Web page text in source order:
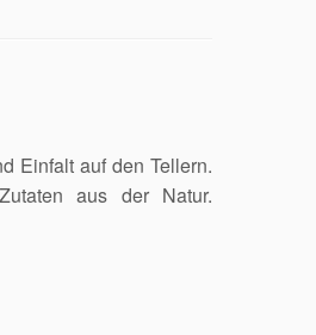
Einfalt auf den Tellern.
aus der Natur.